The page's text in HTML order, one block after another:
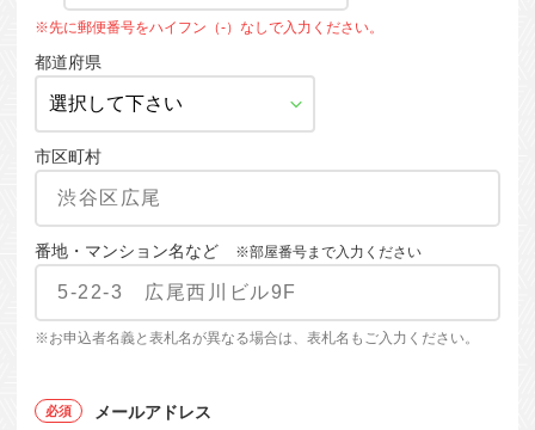
※先に郵便番号をハイフン（-）なしで入力ください。
都道府県
市区町村
番地・マンション名など ※部屋番号まで入力ください
※お申込者名義と表札名が異なる場合は、表札名もご入力ください。
メールアドレス